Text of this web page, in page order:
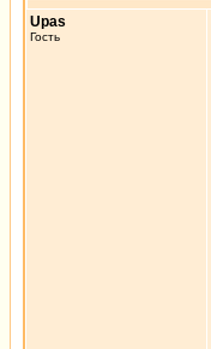
Upas
Гость